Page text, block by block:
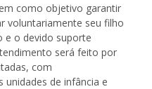
como objetivo garantir
voluntariamente seu filho
e o devido suporte
será feito por
com
de infância e